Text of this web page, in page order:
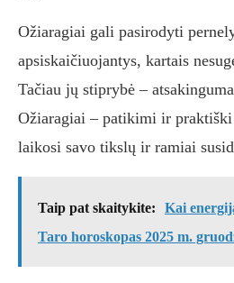
Ožiaragiai gali pasirodyti
apsiskaičiuojantys, kartais
Tačiau jų stiprybė –
Ožiaragiai – patikimi ir praktiški
laikosi savo tikslų ir ramiai
Taip pat skaitykite:
Kai
Taro horoskopas 2025 m.